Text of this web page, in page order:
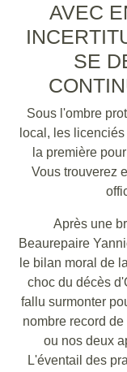
AVEC
SE
Sous l'ombre
local, les
la première
Vous trouverez
Après une
Beaurepaire
le bilan moral de
choc du décès
fallu surmonter
nombre record
ou nos deux
L'éventail des